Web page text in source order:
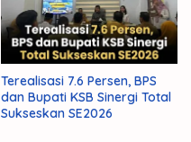
Terealisasi 7.6 Persen, BPS
dan Bupati KSB Sinergi Total
Sukseskan SE2026